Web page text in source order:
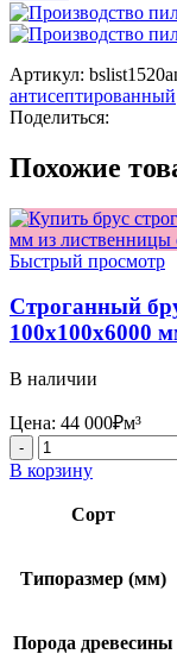
Артикул:
антисептированный
Поделиться:
Похожие
Быстрый просмотр
Строганный
100x100x6000
В наличии
Цена: 44 000₽м³
Количество
товара
Строганный
брус
мм
В корзину
Сорт
Типоразмер (мм)
Порода древесины